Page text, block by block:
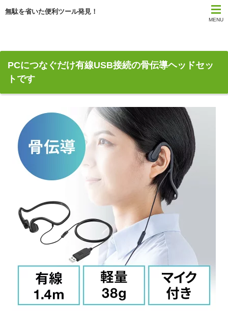
無駄を省いた便利ツール発見！
MENU
PCにつなぐだけ有線USB接続の骨伝導ヘッドセッ
トです